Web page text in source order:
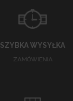
SZYBKA WYSYŁKA
ZAMÓWIENIA